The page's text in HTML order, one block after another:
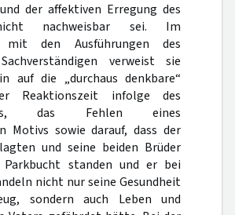
der affektiven Erregung des
nachweisbar sei. Im
mit den Ausführungen des
verweist sie
auf die „durchaus denkbare“
Reaktionszeit infolge des
das Fehlen eines
Motivs sowie darauf, dass der
und seine beiden Brüder
standen und er bei
nicht nur seine Gesundheit
sondern auch Leben und